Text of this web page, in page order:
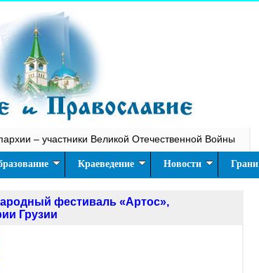
– участники Великой Отечественной Войны
Краеведение Новости Грани
фестиваль «Артос»,
Грузии